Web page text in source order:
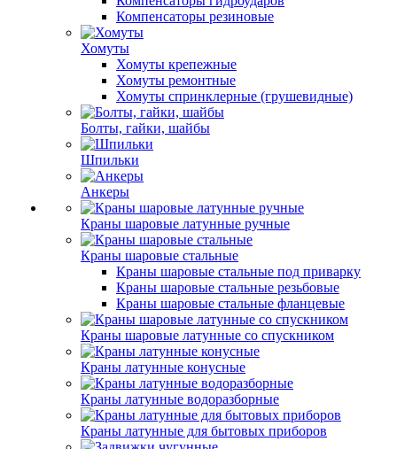
Компенсаторы резиновые
Хомуты
Хомуты крепежные
Хомуты ремонтные
Хомуты спринклерные (грушевидные)
Болты, гайки, шайбы
Шпильки
Анкеры
Краны шаровые латунные ручные
Краны шаровые стальные
Краны шаровые стальные под приварку
Краны шаровые стальные резьбовые
Краны шаровые стальные фланцевые
Краны шаровые латунные со спускником
Краны латунные конусные
Краны латунные водоразборные
Краны латунные для бытовых приборов